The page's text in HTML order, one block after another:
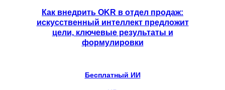
Как внедрить OKR в отдел продаж:
искусственный интеллект предложит
цели, ключевые результаты и
формулировки
Бесплатный ИИ